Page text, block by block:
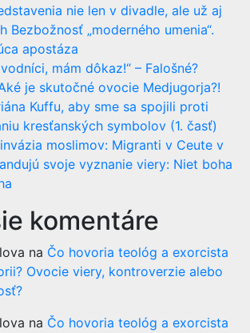
nie len v divadle, ale už aj
Bezbožnosť „moderného umenia“.
apostáza
mám dôkaz!“ – Falošné?
je skutočné ovocie Medjugorja?!
Kuffu, aby sme sa spojili proti
kresťanských symbolov (1. časť)
moslimov: Migranti v Ceute v
svoje vyznanie viery: Niet boha
komentáre
na Čo hovoria teológ a exorcista
Ovocie viery, kontroverzie alebo
na Čo hovoria teológ a exorcista